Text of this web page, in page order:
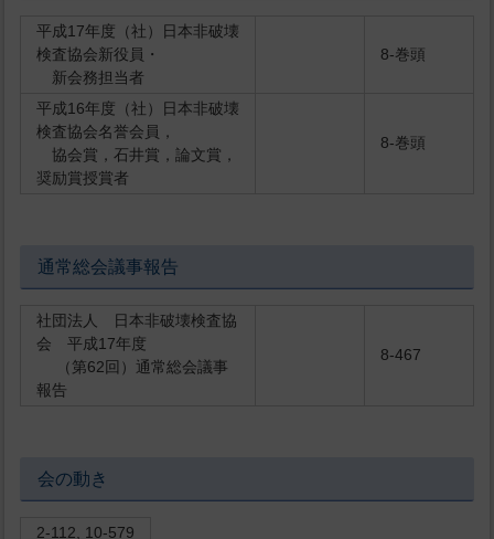
平成17年度（社）日本非破壊
検査協会新役員・
新会務担当者
8-巻頭
平成16年度（社）日本非破壊
検査協会名誉会員，
協会賞，石井賞，論文賞，
奨励賞授賞者
8-巻頭
通常総会議事報告
社団法人 日本非破壊検査協
会 平成17年度
（第62回）通常総会議事
報告
8-467
会の動き
2-112, 10-579